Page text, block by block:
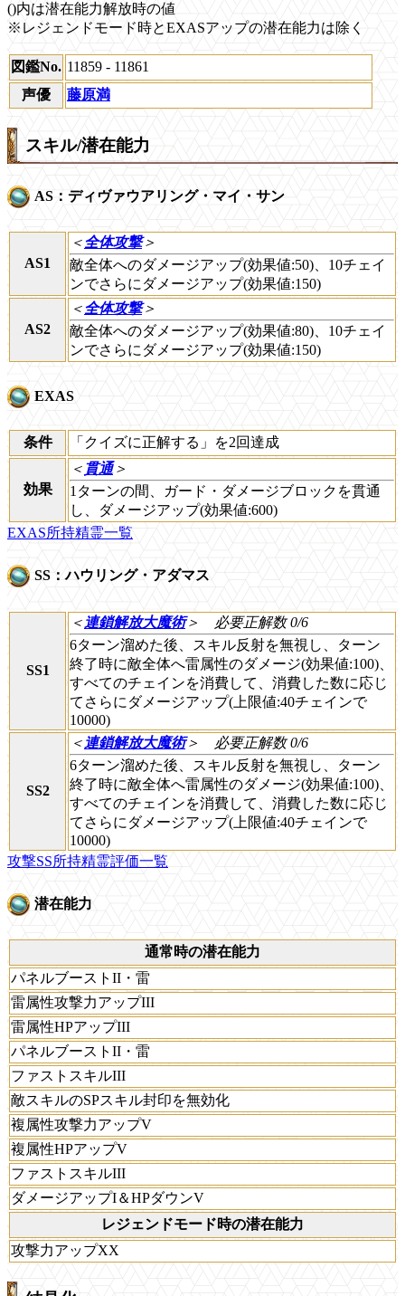
()内は潜在能力解放時の値
※レジェンドモード時とEXASアップの潜在能力は除く
図鑑No. 11859 - 11861
声優
藤原満
スキル/潜在能力
AS：ディヴァウアリング・マイ・サン
AS1
＜全体攻撃＞
敵全体へのダメージアップ(効果値:50)、10チェイ
ンでさらにダメージアップ(効果値:150)
AS2
＜全体攻撃＞
敵全体へのダメージアップ(効果値:80)、10チェイ
ンでさらにダメージアップ(効果値:150)
EXAS
条件 「クイズに正解する」を2回達成
効果
＜ 貫通＞
1ターンの間、ガード・ダメージブロックを貫通
し、ダメージアップ(効果値:600)
EXAS所持精霊一覧
SS：ハウリング・アダマス
SS1
＜ 連鎖解放大魔術＞
必要正解数 0/6
6ターン溜めた後、スキル反射を無視し、ターン
終了時に敵全体へ雷属性のダメージ(効果値:100)、
すべてのチェインを消費して、消費した数に応じ
てさらにダメージアップ(上限値:40チェインで
10000)
SS2
＜ 連鎖解放大魔術＞
必要正解数 0/6
6ターン溜めた後、スキル反射を無視し、ターン
終了時に敵全体へ雷属性のダメージ(効果値:100)、
すべてのチェインを消費して、消費した数に応じ
てさらにダメージアップ(上限値:40チェインで
10000)
攻撃SS所持精霊評価一覧
潜在能力
通常時の潜在能力
パネルブーストII・雷
雷属性攻撃力アップIII
雷属性HPアップIII
パネルブーストII・雷
ファストスキルIII
敵スキルのSPスキル封印を無効化
複属性攻撃力アップV
複属性HPアップV
ファストスキルIII
ダメージアップI＆HPダウンV
レジェンドモード時の潜在能力
攻撃力アップXX